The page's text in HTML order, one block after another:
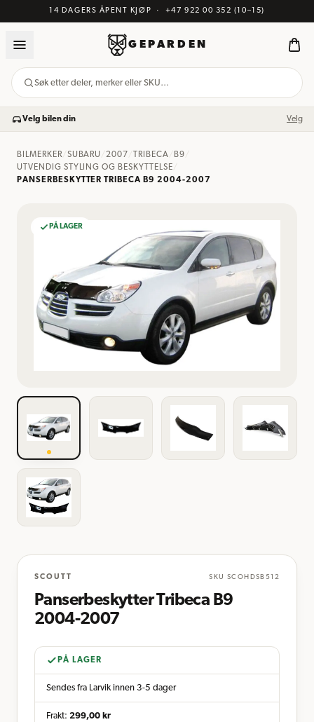
14 DAGERS ÅPENT KJØP · +47 922 00 352 (10–15)
GEPARDEN
Søk etter deler, merker eller SKU…
Velg bilen din Velg
BILMERKER/ SUBARU /2007 TRIBECA B9
UTVENDIG STYLING OG BESKYTTELSE
PANSERBESKYTTER TRIBECA B9 2004-2007
PÅ LAGER
SCOUTT SKU SCOHDSB512
Panserbeskytter Tribeca B9
2004-2007
PÅ LAGER
Sendes fra Larvik innen 3-5 dager
Frakt: 299,00 kr